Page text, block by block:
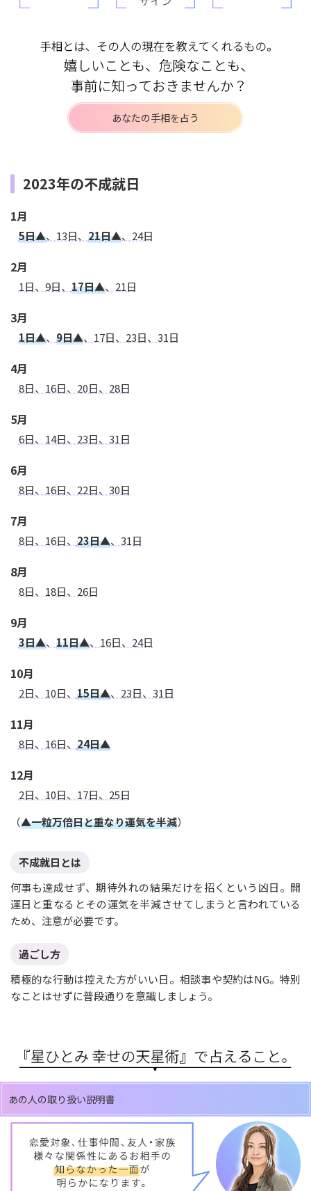
あなたの手相を占う
2023年の不成就日
1月
5日▲、13日、 21日▲、24日
2月
1日、9日、 17日▲、21日
3月
1日▲、 9日▲、17日、23日、31日
4月
8日、16日、20日、28日
5月
6日、14日、23日、31日
6月
8日、16日、22日、30日
7月
8日、16日、 23日▲、31日
8月
8日、18日、26日
9月
3日▲、 11日▲、16日、24日
10月
2日、10日、 15日▲、23日、31日
11月
8日、16日、 24日▲
12月
2日、10日、17日、25日
（▲一粒万倍日と重なり運気を半減）
不成就日とは
何事も達成せず、期待外れの結果だけを招くという凶日。開
運日と重なるとその運気を半減させてしまうと言われている
ため、注意が必要です。
過ごし方
積極的な行動は控えた方がいい日。相談事や契約はNG。特別
なことはせずに普段通りを意識しましょう。
あの人の取り扱い説明書